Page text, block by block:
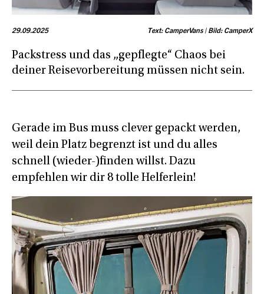
29.09.2025 Text: CamperVans | Bild: CamperX
Packstress und das „gepflegte“ Chaos bei
deiner Reisevorbereitung müssen nicht sein.
Gerade im Bus muss clever gepackt werden,
weil dein Platz begrenzt ist und du alles
schnell (wieder-)finden willst. Dazu
empfehlen wir dir 8 tolle Helferlein!